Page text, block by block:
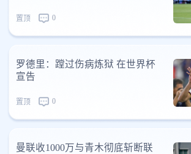
置顶 0
罗德里：蹚过伤病炼狱 在世界杯
宣告
置顶 0
曼联收1000万与青木彻底斩断联